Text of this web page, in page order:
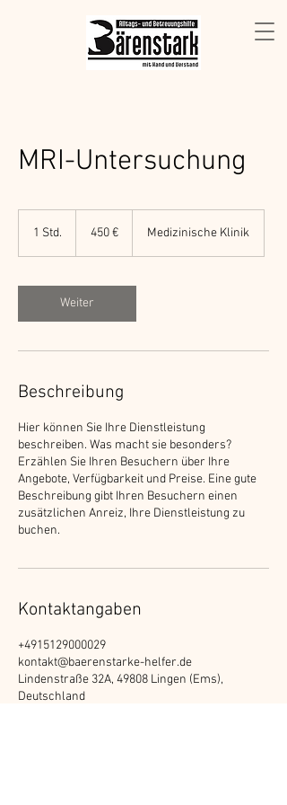
MRI-Untersuchung
1 Std.
d
450 € Medizinische Klinik
Weiter
Beschreibung
Hier können Sie Ihre Dienstleistung
beschreiben. Was macht sie besonders?
Erzählen Sie Ihren Besuchern über Ihre
Angebote, Verfügbarkeit und Preise. Eine gute
Beschreibung gibt Ihren Besuchern einen
zusätzlichen Anreiz, Ihre Dienstleistung zu
buchen.
Kontaktangaben
+4915129000029
kontakt@baerenstarke-helfer.de
Lindenstraße 32A, 49808 Lingen (Ems),
Deutschland